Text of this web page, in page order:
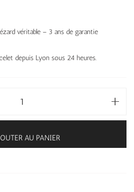
véritable – 3 ans de garantie
depuis Lyon sous 24 heures.
AU PANIER